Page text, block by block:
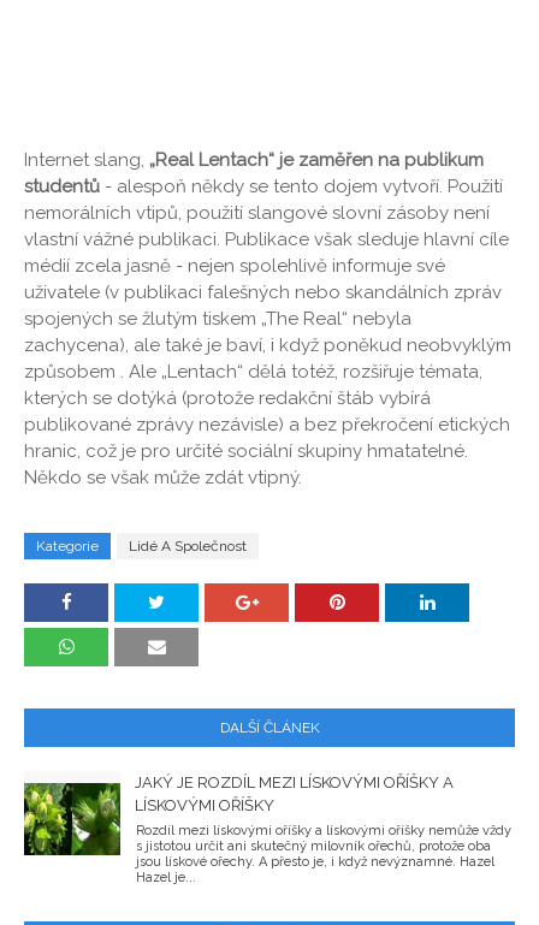
Internet slang, „Real Lentach“ je zaměřen na publikum
studentů - alespoň někdy se tento dojem vytvoří. Použití
nemorálních vtipů, použití slangové slovní zásoby není
vlastní vážné publikaci. Publikace však sleduje hlavní cíle
médií zcela jasně - nejen spolehlivě informuje své
uživatele (v publikaci falešných nebo skandálních zpráv
spojených se žlutým tiskem „The Real“ nebyla
zachycena), ale také je baví, i když poněkud neobvyklým
způsobem . Ale „Lentach“ dělá totéž, rozšiřuje témata,
kterých se dotýká (protože redakční štáb vybírá
publikované zprávy nezávisle) a bez překročení etických
hranic, což je pro určité sociální skupiny hmatatelné.
Někdo se však může zdát vtipný.
Kategorie Lidé A Společnost
DALŠÍ ČLÁNEK
JAKÝ JE ROZDÍL MEZI LÍSKOVÝMI OŘÍŠKY A
LÍSKOVÝMI OŘÍŠKY
Rozdíl mezi lískovými oříšky a lískovými oříšky nemůže vždy
s jistotou určit ani skutečný milovník ořechů, protože oba
jsou lískové ořechy. A přesto je, i když nevýznamné. Hazel
Hazel je...